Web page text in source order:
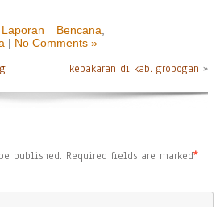
Laporan Bencana
| No Comments »
kebakaran di kab. grobogan »
published. Required fields are marked*